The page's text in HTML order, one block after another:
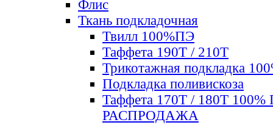
Флис
Ткань подкладочная
Твилл 100%ПЭ
Таффета 190Т / 210Т
Трикотажная подкладка
Подкладка поливискоза
Таффета 170Т / 180Т 100%
РАСПРОДАЖА